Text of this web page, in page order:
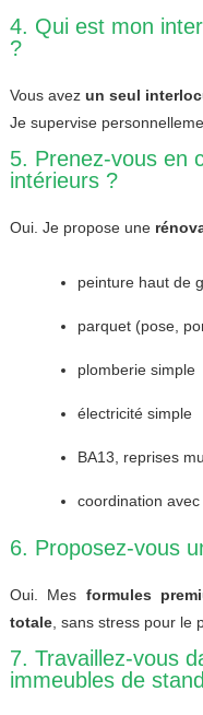
4. Qui est mon
?
Vous avez un seul
Je supervise
5. Prenez-vous en
intérieurs ?
Oui. Je propose une
peinture haut de
parquet (pose,
plomberie simple
électricité simple
BA13, reprises
coordination
6. Proposez-vous
Oui. Mes formules
totale, sans stress pour le
7. Travaillez-vous
immeubles de